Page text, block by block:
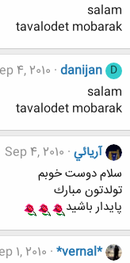
salam
tavalodet mobarak
D
danijan
4, 2010
salam
tavalodet mobarak
آريائي Sep 4, 2010
سلام دوست خوبم
تولدتون مبارك
پايدار باشيد
*vernal*
1, 2010